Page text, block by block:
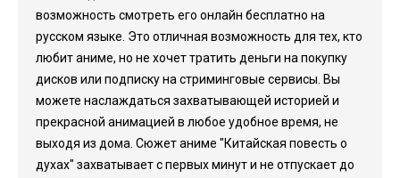
возможность смотреть его онлайн бесплатно на
русском языке. Это отличная возможность для тех, кто
любит аниме, но не хочет тратить деньги на покупку
дисков или подписку на стриминговые сервисы. Вы
можете наслаждаться захватывающей историей и
прекрасной анимацией в любое удобное время, не
выходя из дома. Сюжет аниме "Китайская повесть о
духах" захватывает с первых минут и не отпускает до